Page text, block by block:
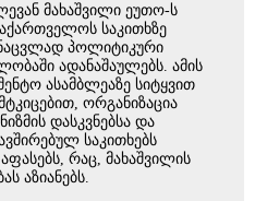
მახაშვილი ეუთო-ს
საკითხზე
ნაცვლად პოლიტიკური
ადანაშაულებს. ამის
ასამბლეაზე სიტყვით
ორგანიზაცია
დასკვნებსა და
საკითხებს
რაც, მახაშვილის
აზიანებს.